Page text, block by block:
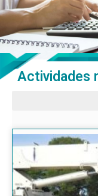
Actividades